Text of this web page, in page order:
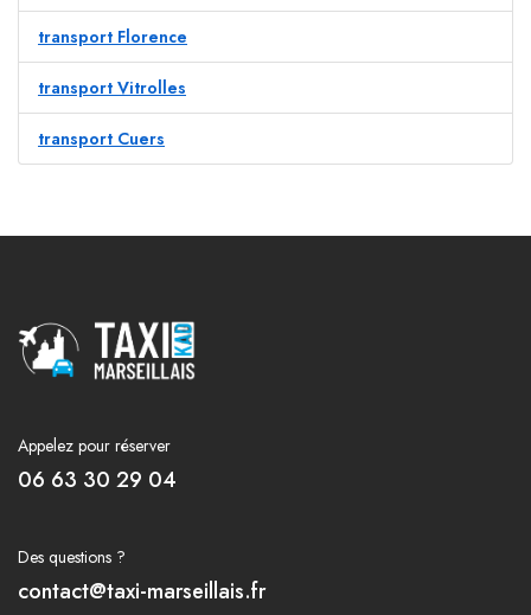
transport Florence
transport Vitrolles
transport Cuers
Appelez pour réserver
06 63 30 29 04
Des questions ?
contact@taxi-marseillais.fr